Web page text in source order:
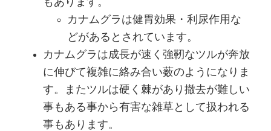
もあります。
カナムグラは健胃効果・利尿作用な
どがあるとされています。
カナムグラは成長が速く強靭なツルが奔放
に伸びて複雑に絡み合い薮のようになりま
す。またツルは硬く棘があり撤去が難しい
事もある事から有害な雑草として扱われる
事もあります。